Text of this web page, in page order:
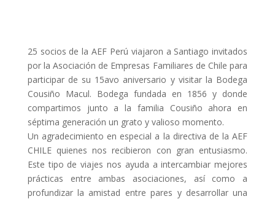
25 socios de la AEF Perú viajaron a Santiago invitados
por la Asociación de Empresas Familiares de Chile para
participar de su 15avo aniversario y visitar la Bodega
Cousiño Macul. Bodega fundada en 1856 y donde
compartimos junto a la familia Cousiño ahora en
séptima generación un grato y valioso momento.
Un agradecimiento en especial a la directiva de la AEF
CHILE quienes nos recibieron con gran entusiasmo.
Este tipo de viajes nos ayuda a intercambiar mejores
prácticas entre ambas asociaciones, así como a
profundizar la amistad entre pares y desarrollar una